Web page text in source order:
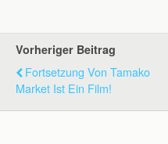
Vorheriger Beitrag
Fortsetzung Von Tamako
Market Ist Ein Film!